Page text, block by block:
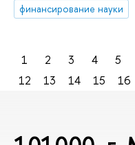
финансирование науки
1 2 3 4 5
12
13 14 15 16